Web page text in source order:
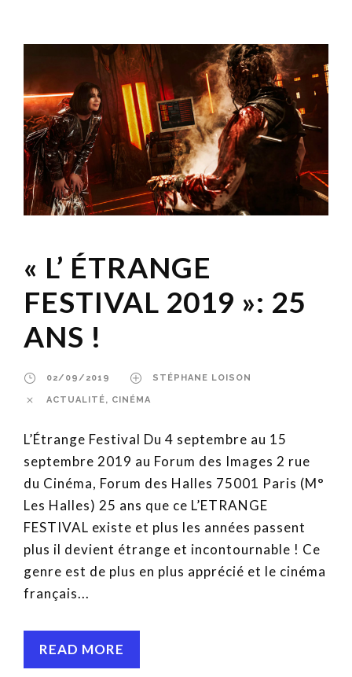
« L’ ÉTRANGE
FESTIVAL 2019 »: 25
ANS !
02/09/2019 STÉPHANE LOISON
ACTUALITÉ, CINÉMA
L’Étrange Festival Du 4 septembre au 15
septembre 2019 au Forum des Images 2 rue
du Cinéma, Forum des Halles 75001 Paris (M°
Les Halles) 25 ans que ce L’ETRANGE
FESTIVAL existe et plus les années passent
plus il devient étrange et incontournable ! Ce
genre est de plus en plus apprécié et le cinéma
français...
READ MORE